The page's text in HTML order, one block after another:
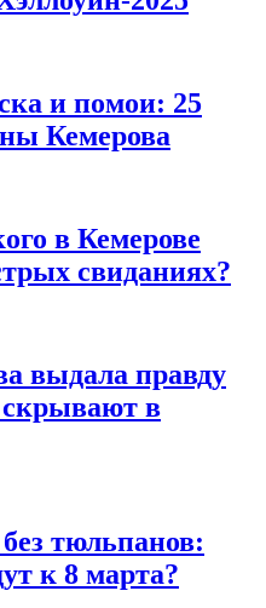
и помои: 25
Кемерова
в Кемерове
свиданиях?
выдала правду
в
тюльпанов:
к 8 марта?